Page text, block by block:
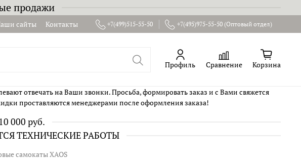
продажи
сайты Контакты +7(499)515-55-50 +7(495)975-55-50 (Оптовый отдел)
Профиль Сравнение Корзина
отвечать на Ваши звонки. Просьба, формировать заказ и с Вами свяжется
проставляются менеджерами после оформления заказа!
000 руб.
ТЕХНИЧЕСКИЕ РАБОТЫ
самокаты XAOS